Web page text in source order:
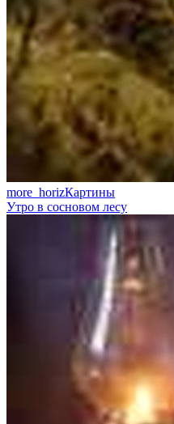
more_horizКартины
Утро в сосновом лесу